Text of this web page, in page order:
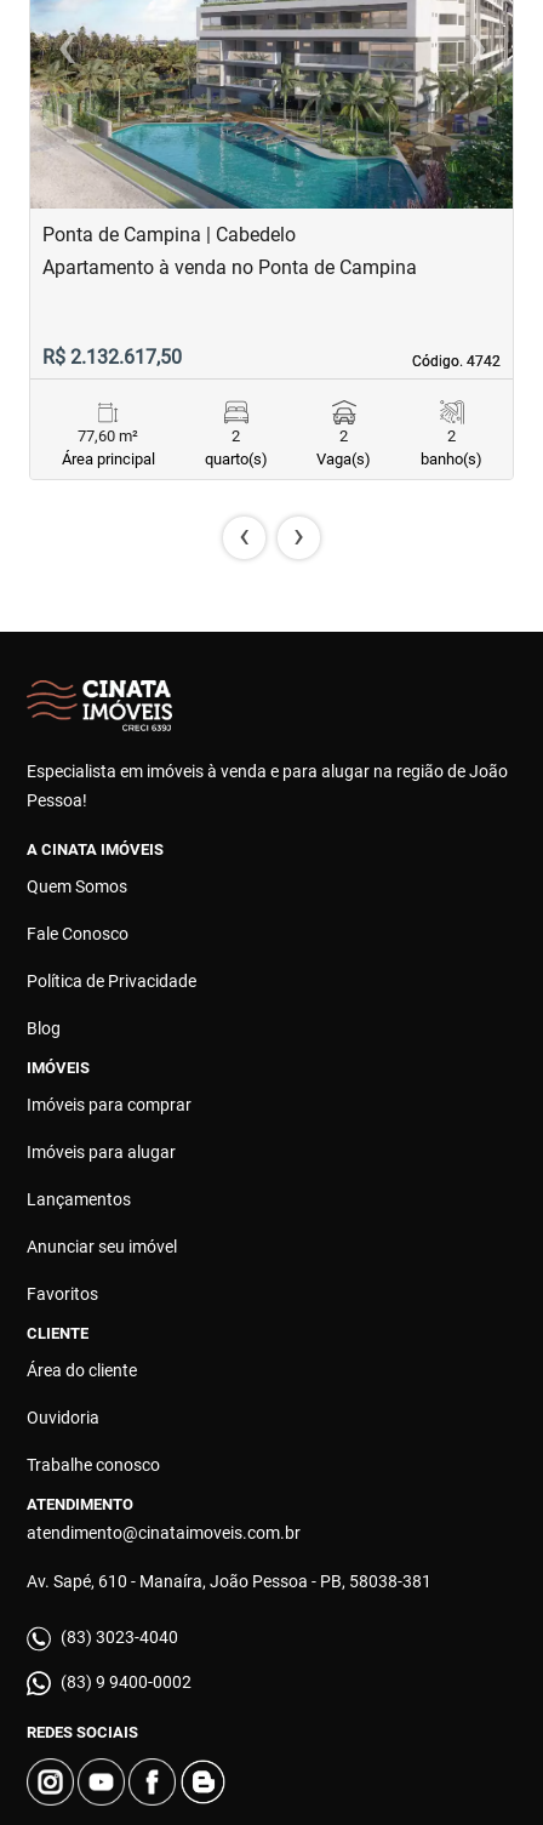
‹Previous ›Next
Ponta de Campina | Cabedelo
Código. 4742
Código. 4742
Apartamento à venda no Ponta de Campina
R$ 2.132.617,50
77,60 m²
Área principal
2
quarto(s)
2
Vaga(s)
2
banho(s)
‹ ›
Especialista em imóveis à venda e para alugar na região de João
Pessoa!
A CINATA IMÓVEIS
Quem Somos
Fale Conosco
Política de Privacidade
Blog
IMÓVEIS
Imóveis para comprar
Imóveis para alugar
Lançamentos
Anunciar seu imóvel
Favoritos
CLIENTE
Área do cliente
Ouvidoria
Trabalhe conosco
ATENDIMENTO
atendimento@cinataimoveis.com.br
Av. Sapé, 610 - Manaíra, João Pessoa - PB, 58038-381
(83) 3023-4040
(83) 9 9400-0002
REDES SOCIAIS